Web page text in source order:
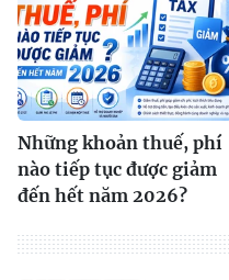
Những khoản thuế, phí
nào tiếp tục được giảm
đến hết năm 2026?